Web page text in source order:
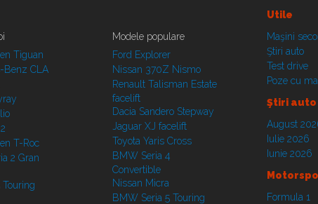
Utile
Tiguan
Benz CLA
T-Roc
2 Gran
Modele populare
Ford Explorer
Nissan 370Z Nismo
Renault Talisman Estate
facelift
Dacia Sandero Stepway
Jaguar XJ facelift
Toyota Yaris Cross
BMW Seria 4
Convertible
Nissan Micra
BMW Seria 5 Touring
Maşini
Ştiri auto
Test drive
Poze cu
Ştiri auto
August
Iulie 2026
Iunie 2026
Formula 1